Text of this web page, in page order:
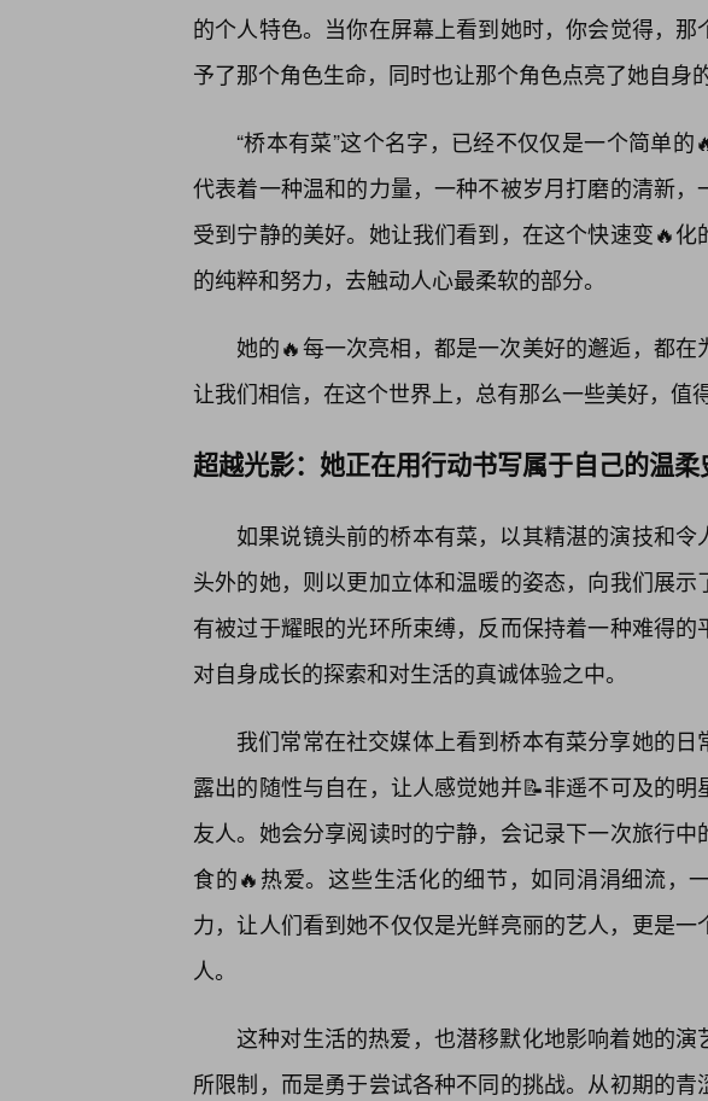
的个人特色。当你在屏幕上看到她时，你会觉得，
予了那个角色生命，同时也让那个角色点亮了她自身
“桥本有菜”这个名字，已经不仅仅是一个简单的
代表着一种温和的力量，一种不被岁月打磨的清新
受到宁静的美好。她让我们看到，在这个快速变🔥
的纯粹和努力，去触动人心最柔软的部分。
她的🔥每一次亮相，都是一次美好的邂逅，都在
让我们相信，在这个世界上，总有那么一些美好，值
超越光影：她正在用行动书写属于自己的温柔
如果说镜头前的桥本有菜，以其精湛的演技和
头外的她，则以更加立体和温暖的姿态，向我们展
有被过于耀眼的光环所束缚，反而保持着一种难得
对自身成长的探索和对生活的真诚体验之中。
我们常常在社交媒体上看到桥本有菜分享她的
露出的随性与自在，让人感觉她并📝非遥不可及的
友人。她会分享阅读时的宁静，会记录下一次旅行
食的🔥热爱。这些生活化的细节，如同涓涓细流，
力，让人们看到她不仅仅是光鲜亮丽的艺人，更是
人。
这种对生活的热爱，也潜移默化地影响着她的
所限制，而是勇于尝试各种不同的挑战。从初期的